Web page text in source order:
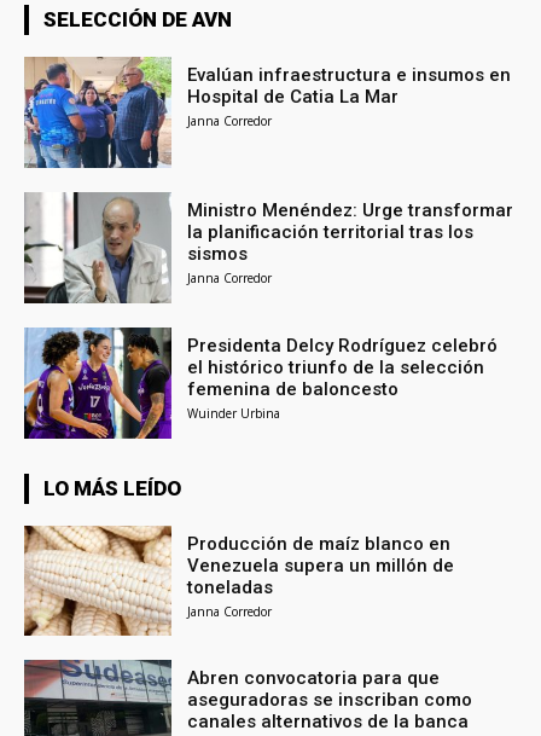
SELECCIÓN DE AVN
Evalúan infraestructura e insumos en
Hospital de Catia La Mar
Janna Corredor
Ministro Menéndez: Urge transformar
la planificación territorial tras los
sismos
Janna Corredor
Presidenta Delcy Rodríguez celebró
el histórico triunfo de la selección
femenina de baloncesto
Wuinder Urbina
LO MÁS LEÍDO
Producción de maíz blanco en
Venezuela supera un millón de
toneladas
Janna Corredor
Abren convocatoria para que
aseguradoras se inscriban como
canales alternativos de la banca